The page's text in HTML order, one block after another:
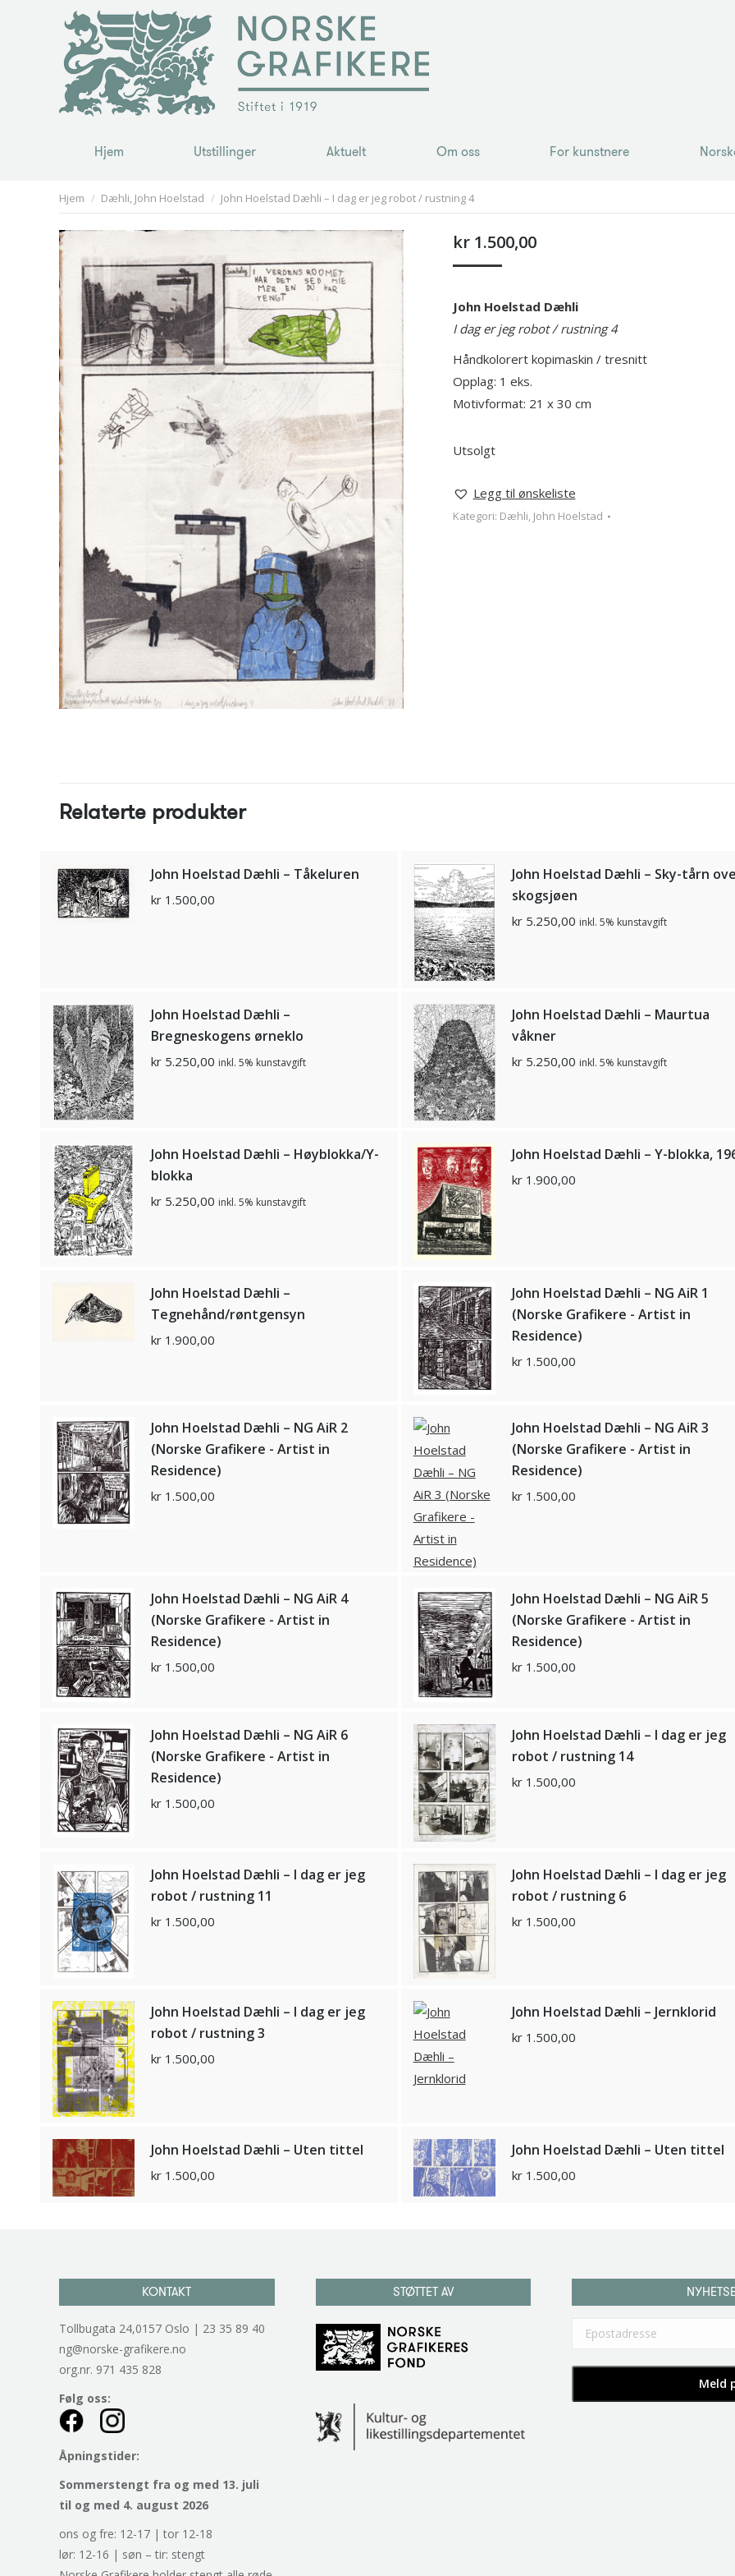
Hjem Utstillinger Aktuelt Om oss For kunstnere
You are here:
Hjem Dæhli, John Hoelstad John Hoelstad Dæhli – I dag er jeg robot / rustning 4
kr1.500,00
John Hoelstad Dæhli
I dag er jeg robot / rustning 4
Håndkolorert kopimaskin / tresnitt
Opplag: 1 eks.
Motivformat: 21 x 30 cm
Utsolgt
Legg til ønskeliste
Kategori: Dæhli, John Hoelstad
Relaterte produkter
John Hoelstad Dæhli – Tåkeluren
kr 1.500,00
John Hoelstad Dæhli – Sky-tårn
skogsjøen
kr5.250,00 inkl. 5% kunstavgift
John Hoelstad Dæhli –
Bregneskogens ørneklo
kr 5.250,00 inkl. 5% kunstavgift
John Hoelstad Dæhli – Maurtua
våkner
kr5.250,00 inkl. 5% kunstavgift
John Hoelstad Dæhli – Høyblokka/Y-
blokka
kr 5.250,00 inkl. 5% kunstavgift
John Hoelstad Dæhli – Y-blokka,
kr1.900,00
John Hoelstad Dæhli –
Tegnehånd/røntgensyn
kr 1.900,00
John Hoelstad Dæhli – NG AiR 1
(Norske Grafikere - Artist in
Residence)
kr1.500,00
John Hoelstad Dæhli – NG AiR 2
(Norske Grafikere - Artist in
Residence)
kr 1.500,00
John Hoelstad Dæhli – NG AiR 3
(Norske Grafikere - Artist in
Residence)
kr1.500,00
John Hoelstad Dæhli – NG AiR 4
(Norske Grafikere - Artist in
Residence)
kr 1.500,00
John Hoelstad Dæhli – NG AiR 5
(Norske Grafikere - Artist in
Residence)
kr1.500,00
John Hoelstad Dæhli – NG AiR 6
(Norske Grafikere - Artist in
Residence)
kr 1.500,00
John Hoelstad Dæhli – I dag er jeg
robot / rustning 14
kr1.500,00
John Hoelstad Dæhli – I dag er jeg
robot / rustning 11
kr 1.500,00
John Hoelstad Dæhli – I dag er jeg
robot / rustning 6
kr1.500,00
John Hoelstad Dæhli – I dag er jeg
robot / rustning 3
kr 1.500,00
John Hoelstad Dæhli – Jernklorid
kr1.500,00
John Hoelstad Dæhli – Uten tittel
kr 1.500,00
John Hoelstad Dæhli – Uten tittel
kr1.500,00
KONTAKT
Tollbugata 24,0157 Oslo | 23 35 89 40
ng@norske-grafikere.no
org.nr. 971 435 828
Følg oss:
Åpningstider:
Sommerstengt fra og med 13. juli
til og med 4. august 2026
ons og fre: 12-17 | tor 12-18
lør: 12-16 | søn – tir: stengt
STØTTET AV
Hjem Utstillinger Aktuelt